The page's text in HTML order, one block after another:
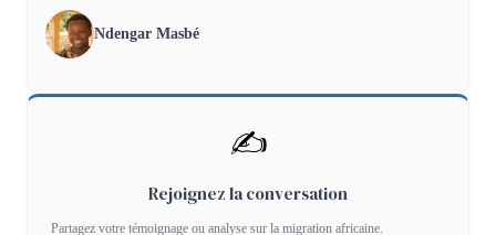
Ndengar Masbé
✍️
Rejoignez la conversation
Partagez votre témoignage ou analyse sur la migration africaine.